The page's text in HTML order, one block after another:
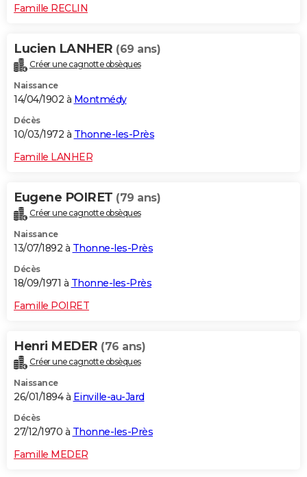
Famille RECLIN
Lucien LANHER (69 ans)
Créer une cagnotte obsèques
Naissance
14/04/1902 à Montmédy
Décès
10/03/1972 à Thonne-les-Près
Famille LANHER
Eugene POIRET (79 ans)
Créer une cagnotte obsèques
Naissance
13/07/1892 à Thonne-les-Près
Décès
18/09/1971 à Thonne-les-Près
Famille POIRET
Henri MEDER (76 ans)
Créer une cagnotte obsèques
Naissance
26/01/1894 à Einville-au-Jard
Décès
27/12/1970 à Thonne-les-Près
Famille MEDER